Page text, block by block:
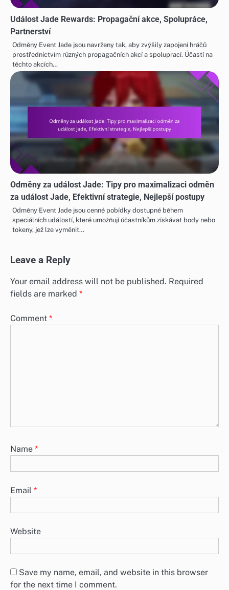
Událost Jade Rewards: Propagační akce, Spolupráce,
Partnerství
Odměny Event Jade jsou navrženy tak, aby zvýšily zapojení hráčů
prostřednictvím různých propagačních akcí a spoluprací. Účastí na
těchto akcích…
Odměny za událost Jade: Tipy pro maximalizaci odměn
za událost Jade, Efektivní strategie, Nejlepší postupy
Odměny Event Jade jsou cenné pobídky dostupné během
speciálních událostí, které umožňují účastníkům získávat body nebo
tokeny, jež lze vyměnit…
Leave a Reply
Your email address will not be published. Required
fields are marked *
Comment *
Name *
Email *
Website
Save my name, email, and website in this browser
for the next time I comment.